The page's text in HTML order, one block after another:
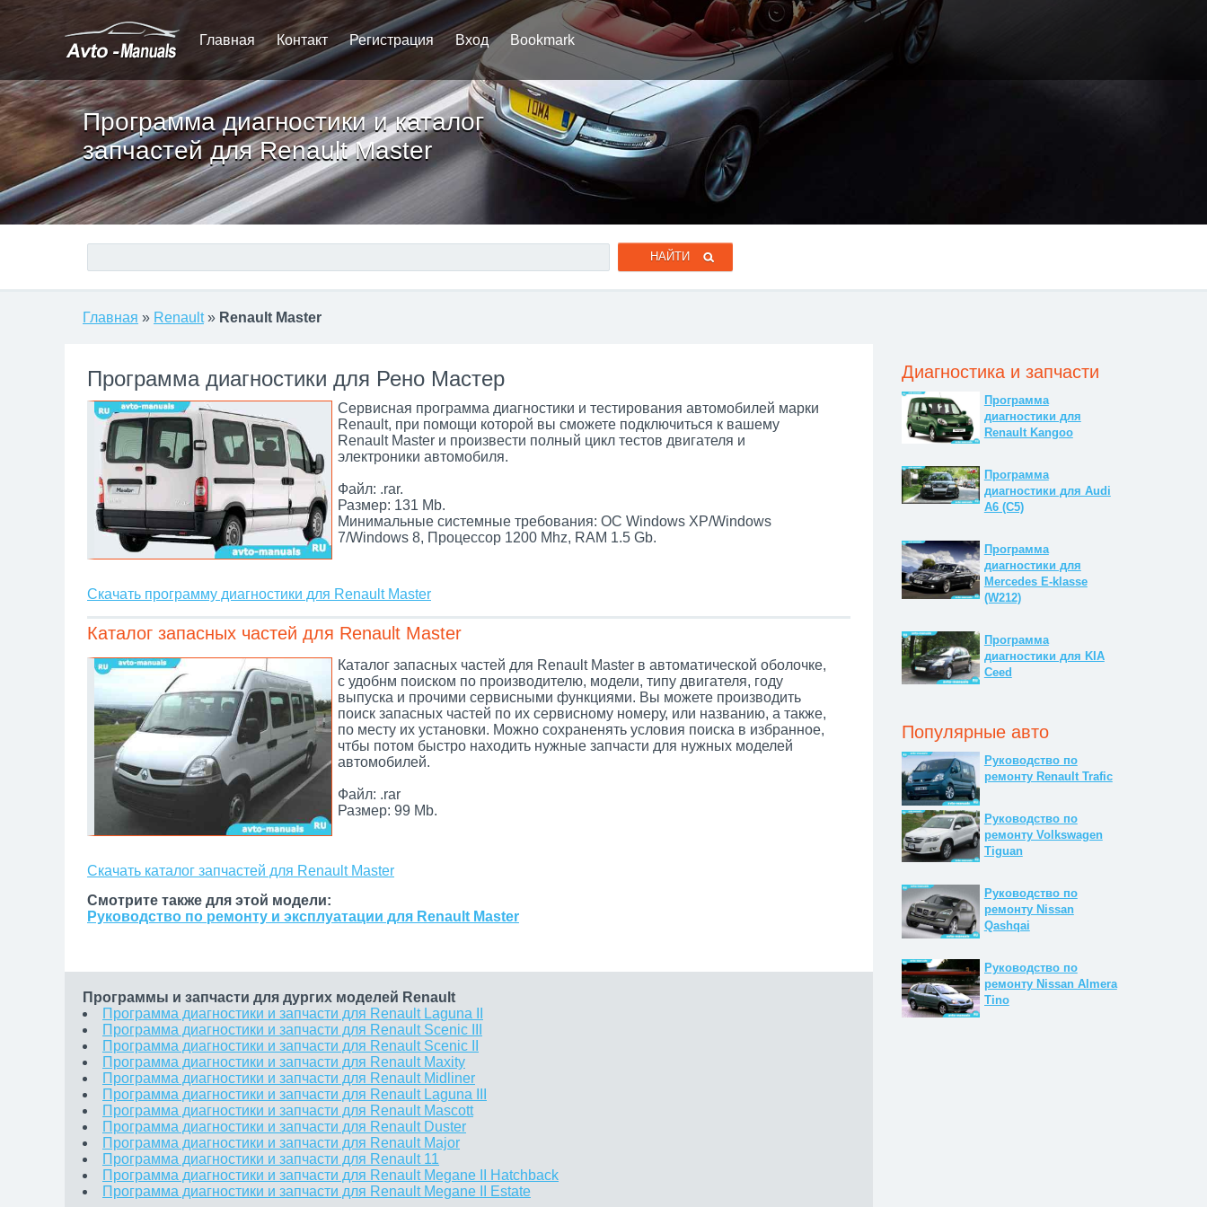
Главная Контакт Регистрация Вход Bookmark
Программа диагностики и каталог
запчастей для Renault Master
Главная » Renault» Renault Master
Программа диагностики для Рено Мастер
Сервисная программа диагностики и тестирования автомобилей марки
Renault, при помощи которой вы сможете подключиться к вашему
Renault Master и произвести полный цикл тестов двигателя и
электроники автомобиля.
Файл: .rar.
Размер: 131 Mb.
Минимальные системные требования: ОС Windows XP/Windows
7/Windows 8, Процессор 1200 Mhz, RAM 1.5 Gb.
Скачать программу диагностики для Renault Master
Каталог запасных частей для Renault Master
Каталог запасных частей для Renault Master в автоматической оболочке,
с удобнм поиском по производителю, модели, типу двигателя, году
выпуска и прочими сервисными функциями. Вы можете производить
поиск запасных частей по их сервисному номеру, или названию, а также,
по месту их установки. Можно сохраненять условия поиска в избранное,
чтбы потом быстро находить нужные запчасти для нужных моделей
автомобилей.
Файл: .rar
Размер: 99 Mb.
Скачать каталог запчастей для Renault Master
Смотрите также для этой модели:
Руководство по ремонту и эксплуатации для Renault Master
Программы и запчасти для дургих моделей Renault
Программа диагностики и запчасти для Renault Laguna II
Программа диагностики и запчасти для Renault Scenic III
Программа диагностики и запчасти для Renault Scenic II
Программа диагностики и запчасти для Renault Maxity
Программа диагностики и запчасти для Renault Midliner
Программа диагностики и запчасти для Renault Laguna III
Программа диагностики и запчасти для Renault Mascott
Программа диагностики и запчасти для Renault Duster
Программа диагностики и запчасти для Renault Major
Программа диагностики и запчасти для Renault 11
Программа диагностики и запчасти для Renault Megane II Hatchback
Программа диагностики и запчасти для Renault Megane II Estate
Диагностика и запчасти
Программа
диагностики для
Renault Kangoo
Программа
диагностики для Audi
A6 (C5)
Программа
диагностики для
Mercedes E-klasse
(W212)
Программа
диагностики для KIA
Ceed
Популярные авто
Руководство по
ремонту Renault Trafic
Руководство по
ремонту Volkswagen
Tiguan
Руководство по
ремонту Nissan
Qashqai
Руководство по
ремонту Nissan Almera
Tino